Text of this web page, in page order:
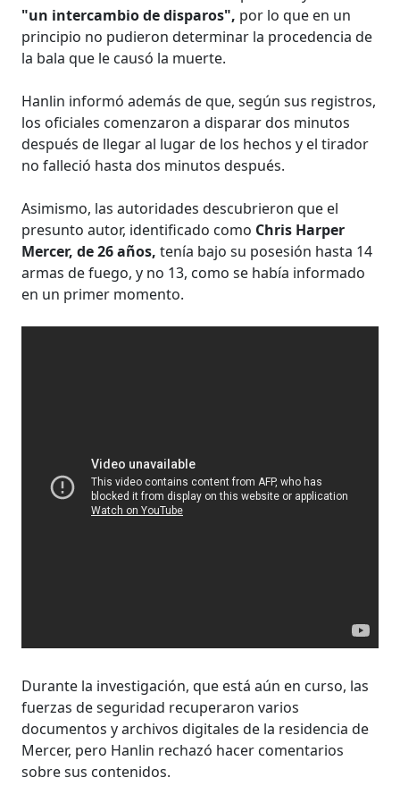
"un intercambio de disparos", por lo que en un
principio no pudieron determinar la procedencia de
la bala que le causó la muerte.
Hanlin informó además de que, según sus registros,
los oficiales comenzaron a disparar dos minutos
después de llegar al lugar de los hechos y el tirador
no falleció hasta dos minutos después.
Asimismo, las autoridades descubrieron que el
presunto autor, identificado como Chris Harper
Mercer, de 26 años, tenía bajo su posesión hasta 14
armas de fuego, y no 13, como se había informado
en un primer momento.
Durante la investigación, que está aún en curso, las
fuerzas de seguridad recuperaron varios
documentos y archivos digitales de la residencia de
Mercer, pero Hanlin rechazó hacer comentarios
sobre sus contenidos.